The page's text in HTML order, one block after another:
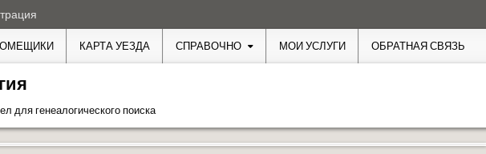
КАРТА УЕЗДА СПРАВОЧНО МОИ УСЛУГИ ОБРАТНАЯ СВЯЗЬ
для генеалогического поиска